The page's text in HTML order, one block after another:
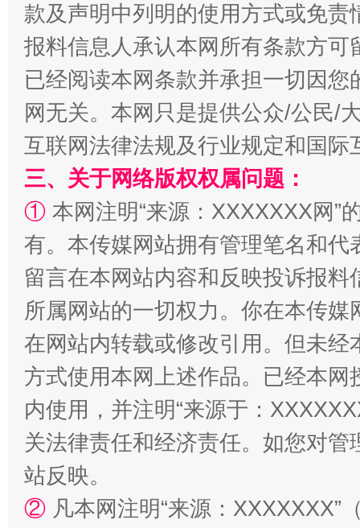
揭批美国五大"原罪" "炒
解纷+调解+退费，一次搞定
站台名比不上好声名
款及声明中列明的使用方式或免责
报料信息人承认本网所有条款方
已经阅读本网条款并承担一切因
网无关。本网只是提供公众/公民/
互联网法律法规及行业规定和国
三、关于网络版权权属问题：
① 本网注明“来源：XXXXXXX网”
有。本传媒网站拥有管理笔名和
留言在本网站内容和反映投诉报
所属网站的一切权力。你在本传
在网站内转载或修改引用。但未
方式使用本网上述作品。已经本
内使用，并注明“来源于：
关法律责任和经济责任。如您对
站反映。
② 凡本网注明“来源：